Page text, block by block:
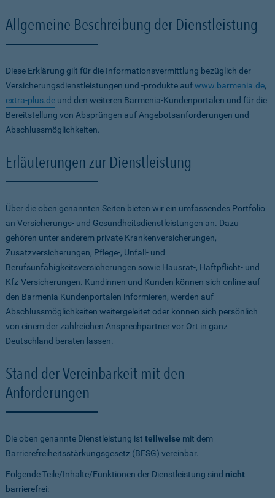
Allgemeine Beschreibung der Dienstleistung
Diese Erklärung gilt für die Informationsvermittlung bezüglich der
Versicherungsdienstleistungen und -produkte aufwww.barmenia.de,
extra-plus.de und den weiteren Barmenia-Kundenportalen und für die
Bereitstellung von Absprüngen auf Angebotsanforderungen und
Abschlussmöglichkeiten.
Erläuterungen zur Dienstleistung
Über die oben genannten Seiten bieten wir ein umfassendes Portfolio
an Versicherungs- und Gesundheitsdienstleistungen an. Dazu
gehören unter anderem private Krankenversicherungen,
Zusatzversicherungen, Pflege-, Unfall- und
Berufsunfähigkeitsversicherungen sowie Hausrat-, Haftpflicht- und
Kfz-Versicherungen. Kundinnen und Kunden können sich online auf
den Barmenia Kundenportalen informieren, werden auf
Abschlussmöglichkeiten weitergeleitet oder können sich persönlich
von einem der zahlreichen Ansprechpartner vor Ort in ganz
Deutschland beraten lassen.
Stand der Vereinbarkeit mit den
Anforderungen
Die oben genannte Dienstleistung ist teilweise mit dem
Barrierefreiheitsstärkungsgesetz (BFSG) vereinbar.
Folgende Teile/Inhalte/Funktionen der Dienstleistung sind nicht
barrierefrei: